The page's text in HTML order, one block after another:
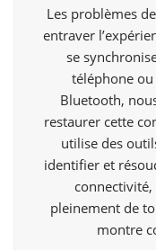
Les problèmes
entraver
se
téléphone
Bluetooth,
restaurer cette
utilise des
identifier et
pleinement de
montre